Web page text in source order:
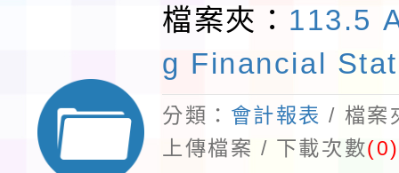
檔案夾： 113.5
g Financial
分類： 會計報表 / 檔案
上傳檔案 / 下載次數(0)